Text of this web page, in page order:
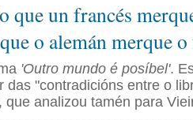
que un francés
o alemán merque
'Outro mundo é posíbel'.
das "contradicións entre o
que analizou tamén para